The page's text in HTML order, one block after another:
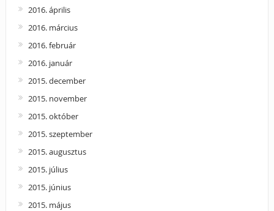
2016. április
2016. március
2016. február
2016. január
2015. december
2015. november
2015. október
2015. szeptember
2015. augusztus
2015. július
2015. június
2015. május